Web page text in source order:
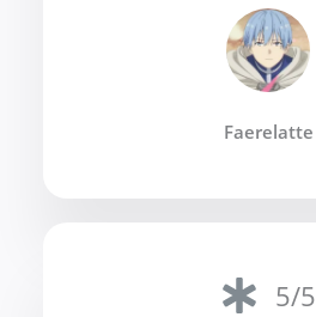
Faerelatte
5/5